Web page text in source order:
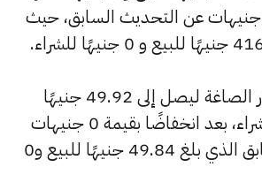
منخفضًا بمقدار 0 جنيهات عن التحديث السابق، حيث
وانخفض سعر دولار الصاغة ليصل إلى 49.92 جنيهًا
للبيع و0 جنيهًا للشراء، بعد انخفاضًا بقيمة 0 جنيهات
مقارنة بالسعر السابق الذي بلغ 49.84 جنيهًا للبيع و0